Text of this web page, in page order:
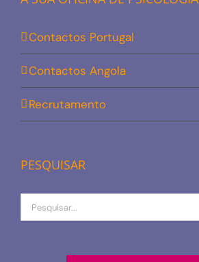
Contactos Portugal
Contactos Angola
Recrutamento
PESQUISAR
Procurar
por